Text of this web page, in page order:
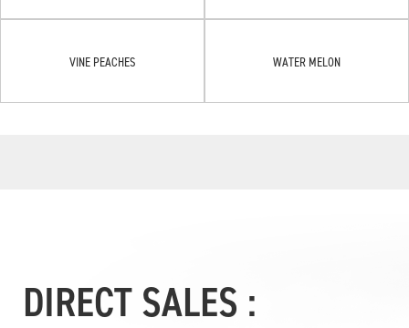
VINE PEACHES WATER MELON
DIRECT SALES :